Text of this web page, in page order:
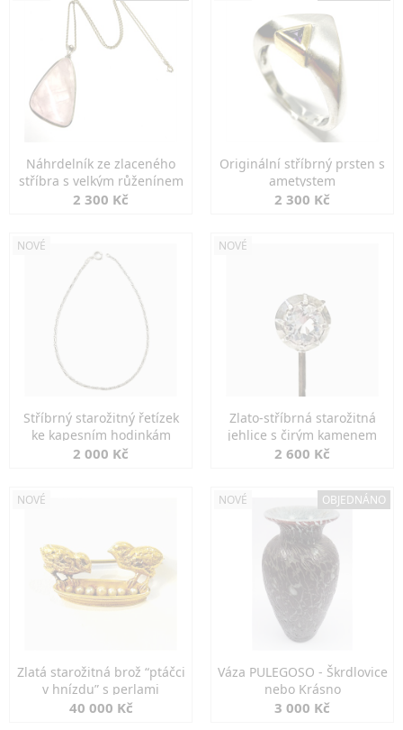
Náhrdelník ze zlaceného
stříbra s velkým růženínem
2 300 Kč
Originální stříbrný prsten s
ametystem
2 300 Kč
NOVÉ
Stříbrný starožitný řetízek
ke kapesním hodinkám
2 000 Kč
NOVÉ
Zlato-stříbrná starožitná
jehlice s čirým kamenem
2 600 Kč
NOVÉ
Zlatá starožitná brož “ptáčci
v hnízdu” s perlami
40 000 Kč
NOVÉ OBJEDNÁNO
Váza PULEGOSO - Škrdlovice
nebo Krásno
3 000 Kč